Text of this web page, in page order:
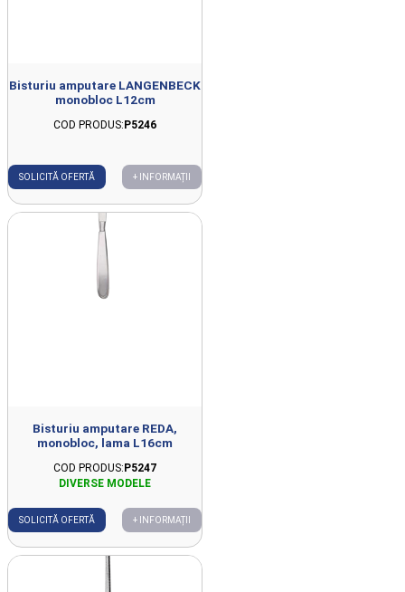
Bisturiu amputare LANGENBECK
monobloc L12cm
COD PRODUS: P5246
SOLICITĂ OFERTĂ + INFORMAȚII
Bisturiu amputare REDA,
monobloc, lama L16cm
COD PRODUS: P5247
SOLICITĂ OFERTĂ + INFORMAȚII